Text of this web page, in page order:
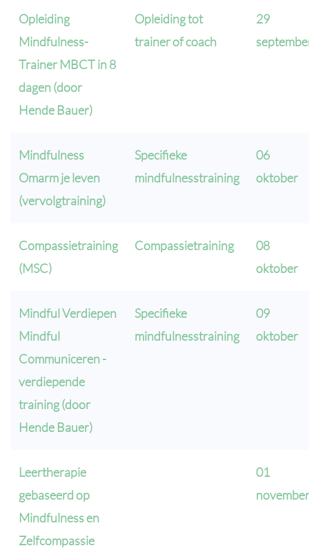
Opleiding
Mindfulness-
Trainer MBCT in 8
dagen (door
Hende Bauer)
Opleiding tot
trainer of coach
29
Mindfulness
Omarm je leven
(vervolgtraining)
Specifieke
mindfulnesstraining
06
oktober
Compassietraining
(MSC)
Compassietraining
08
oktober
Mindful Verdiepen
Mindful
Communiceren -
verdiepende
training (door
Hende Bauer)
Specifieke
mindfulnesstraining
09
oktober
Leertherapie
gebaseerd op
Mindfulness en
Zelfcompassie
01
november